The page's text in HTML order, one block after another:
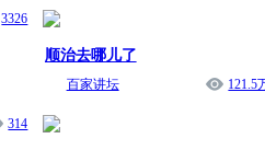
3326
314
顺治去哪儿了
百家讲坛 121.5